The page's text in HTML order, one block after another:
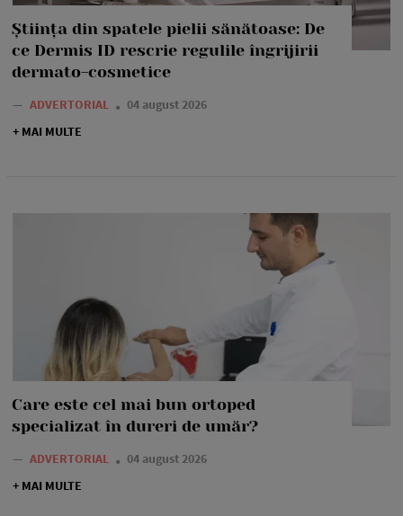
Știința din spatele pielii sănătoase: De
ce Dermis ID rescrie regulile îngrijirii
dermato-cosmetice
— ADVERTORIAL
04 august 2026
+ MAI MULTE
Care este cel mai bun ortoped
specializat în dureri de umăr?
— ADVERTORIAL
04 august 2026
+ MAI MULTE